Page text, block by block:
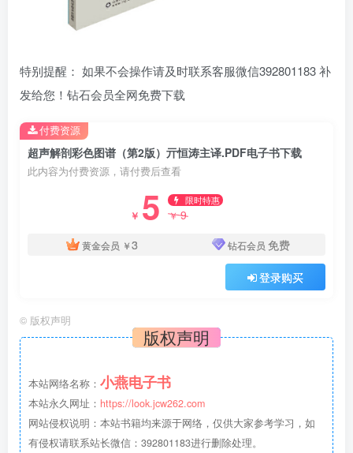
特别提醒： 如果不会操作请及时联系客服微信392801183 补
发给您！钻石会员全网免费下载
超声解剖彩色图谱（第2版）亓恒涛主译.PDF电子书下载
此内容为付费资源，请付费后查看
￥ 5 限时特惠
￥9
黄金会员 ￥3 钻石会员 免费
登录购买
付费资源
© 版权声明
版权声明
本站网络名称： 小燕电子书
本站永久网址： https://look.jcw262.com
网站侵权说明：本站书籍均来源于网络，仅供大家参考学习，如
有侵权请联系站长微信：392801183进行删除处理。